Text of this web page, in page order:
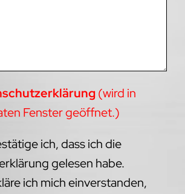
(wird in
Fenster geöffnet.)
ich, dass ich die
gelesen habe.
ich mich einverstanden,